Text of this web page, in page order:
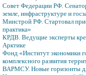
Совет Федерации РФ.
земле, инфраструктуре и
Минстрой РФ. Стартовал
практика»
КРДВ. Ведущие эксперты
Арктике
Фонд «Институт экономики
комплексного развития
ВАРМСУ. Новые горизонты